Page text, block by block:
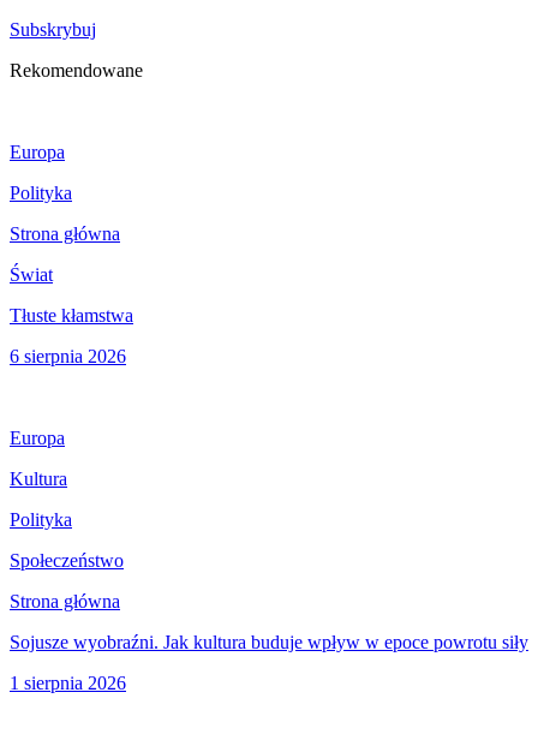
Subskrybuj
Rekomendowane
Europa
Polityka
Strona główna
Świat
Tłuste kłamstwa
6 sierpnia 2026
Europa
Kultura
Polityka
Społeczeństwo
Strona główna
Sojusze wyobraźni. Jak kultura buduje wpływ w epoce powrotu siły
1 sierpnia 2026